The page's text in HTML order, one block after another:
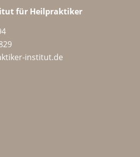
für Heilpraktiker
institut.de